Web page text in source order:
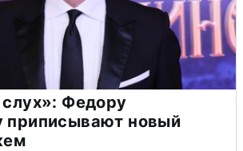
Федору
приписывают новый